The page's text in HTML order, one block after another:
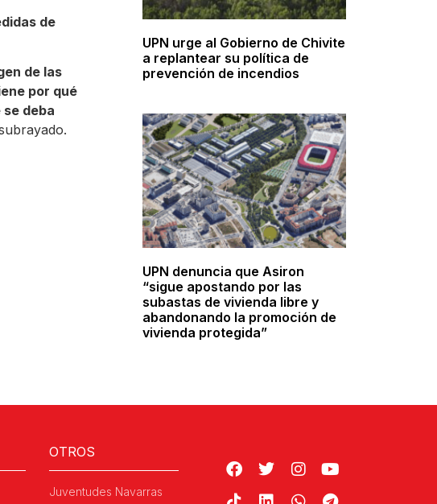
de
de las
por qué
deba
UPN urge al Gobierno de Chivite
a replantear su política de
prevención de incendios
UPN denuncia que Asiron
“sigue apostando por las
subastas de vivienda libre y
abandonando la promoción de
vivienda protegida”
OTROS
Juventudes Navarras